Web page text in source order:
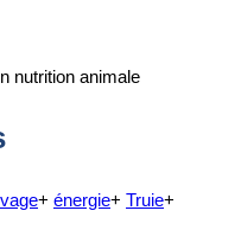
nutrition animale
+ énergie+ Truie+